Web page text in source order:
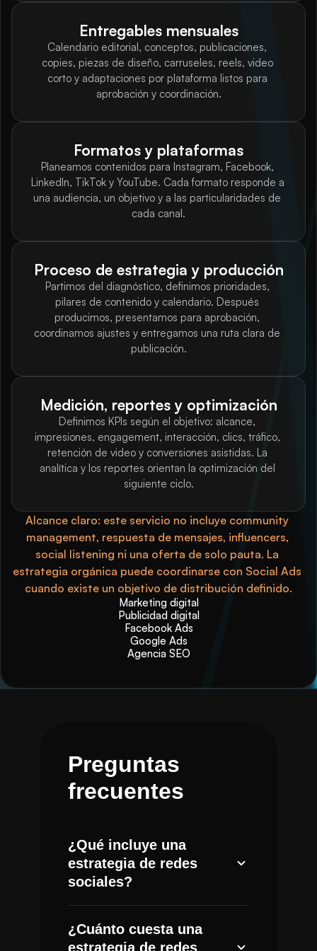
Entregables mensuales
Calendario editorial, conceptos, publicaciones,
copies, piezas de diseño, carruseles, reels, video
corto y adaptaciones por plataforma listos para
aprobación y coordinación.
Formatos y plataformas
Planeamos contenidos para Instagram, Facebook,
LinkedIn, TikTok y YouTube. Cada formato responde a
una audiencia, un objetivo y a las particularidades de
cada canal.
Proceso de estrategia y producción
Partimos del diagnóstico, definimos prioridades,
pilares de contenido y calendario. Después
producimos, presentamos para aprobación,
coordinamos ajustes y entregamos una ruta clara de
publicación.
Medición, reportes y optimización
Definimos KPIs según el objetivo: alcance,
impresiones, engagement, interacción, clics, tráfico,
retención de video y conversiones asistidas. La
analítica y los reportes orientan la optimización del
siguiente ciclo.
Alcance claro: este servicio no incluye community
management, respuesta de mensajes, influencers,
social listening ni una oferta de solo pauta. La
estrategia orgánica puede coordinarse con Social Ads
cuando existe un objetivo de distribución definido.
Marketing digital
Publicidad digital
Facebook Ads
Google Ads
Agencia SEO
Preguntas
frecuentes
¿Qué incluye una
estrategia de redes
sociales?
y competencia, definición de pilares
¿Cuánto cuesta una
estrategia de redes